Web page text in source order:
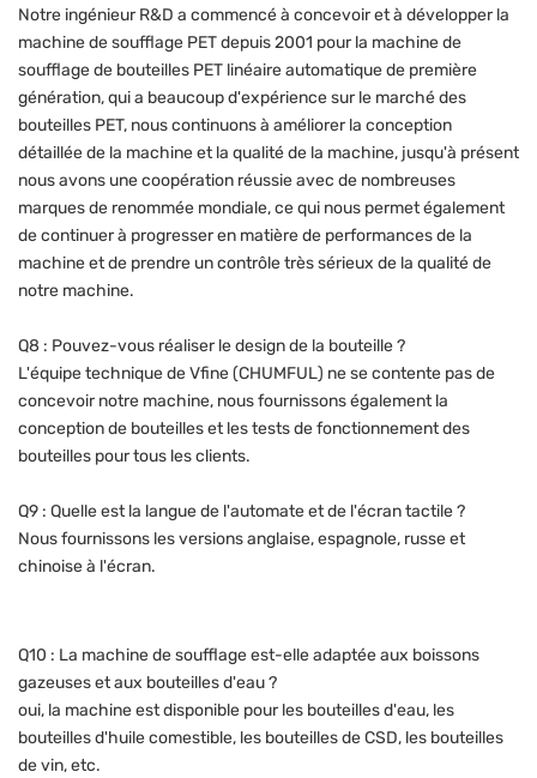
Notre ingénieur R&D a commencé à concevoir et à développer la
machine de soufflage PET depuis 2001 pour la machine de
soufflage de bouteilles PET linéaire automatique de première
génération, qui a beaucoup d'expérience sur le marché des
bouteilles PET, nous continuons à améliorer la conception
détaillée de la machine et la qualité de la machine, jusqu'à présent
nous avons une coopération réussie avec de nombreuses
marques de renommée mondiale, ce qui nous permet également
de continuer à progresser en matière de performances de la
machine et de prendre un contrôle très sérieux de la qualité de
notre machine.
Q8 : Pouvez-vous réaliser le design de la bouteille ?
L'équipe technique de Vfine (CHUMFUL) ne se contente pas de
concevoir notre machine, nous fournissons également la
conception de bouteilles et les tests de fonctionnement des
bouteilles pour tous les clients.
Q9 : Quelle est la langue de l'automate et de l'écran tactile ?
Nous fournissons les versions anglaise, espagnole, russe et
chinoise à l'écran.
Q10 : La machine de soufflage est-elle adaptée aux boissons
gazeuses et aux bouteilles d'eau ?
oui, la machine est disponible pour les bouteilles d'eau, les
bouteilles d'huile comestible, les bouteilles de CSD, les bouteilles
de vin, etc.